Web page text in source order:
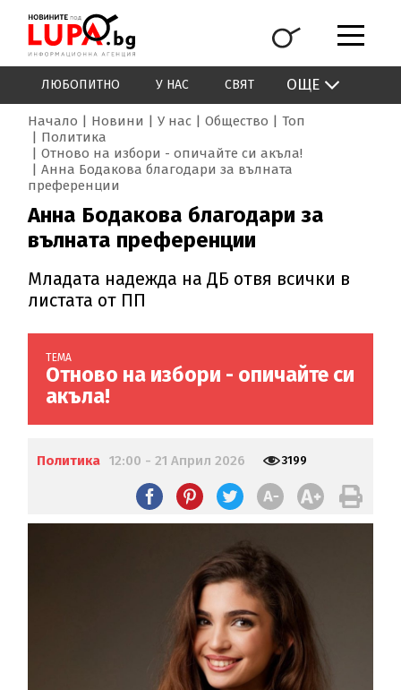
ЛЮБОПИТНО У НАС СВЯТ ОЩЕ
Начало Новини У нас Общество
Топ
Политика
Отново на избори - опичайте си акъла!
Анна Бодакова благодари за вълната
преференции
Анна Бодакова благодари за
вълната преференции
Младата надежда на ДБ отвя всички в
листата от ПП
ТЕМА
Отново на избори - опичайте си
акъла!
Политика 12:00 - 21 Април 2026 3199